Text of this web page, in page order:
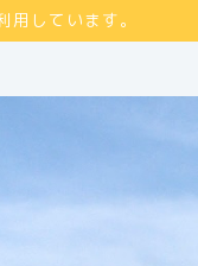
しています。